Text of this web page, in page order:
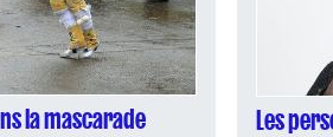
la mascarade Les